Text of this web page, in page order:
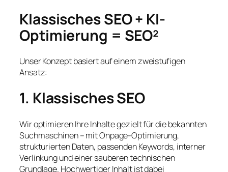
Klassisches SEO + KI-
Optimierung = SEO²
Unser Konzept basiert auf einem zweistufigen
Ansatz:
1. Klassisches SEO
Wir optimieren Ihre Inhalte gezielt für die bekannten
Suchmaschinen – mit Onpage-Optimierung,
strukturierten Daten, passenden Keywords, interner
Verlinkung und einer sauberen technischen
Grundlage. Hochwertiger Inhalt ist dabei